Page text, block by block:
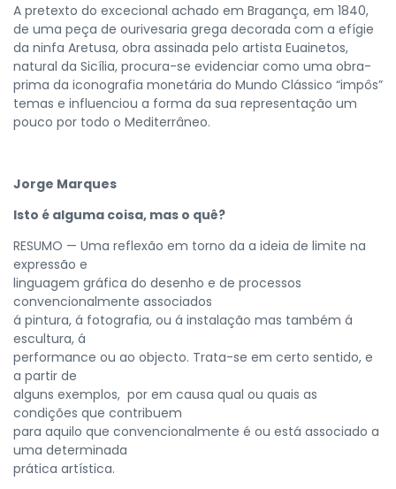
A pretexto do excecional achado em Bragança, em 1840,
de uma peça de ourivesaria grega decorada com a efígie
da ninfa Aretusa, obra assinada pelo artista Euainetos,
natural da Sicília, procura-se evidenciar como uma obra-
prima da iconografia monetária do Mundo Clássico “impôs”
temas e influenciou a forma da sua representação um
pouco por todo o Mediterrâneo.
Jorge Marques
Isto é alguma coisa, mas o quê?
RESUMO — Uma reflexão em torno da a ideia de limite na
expressão e
linguagem gráfica do desenho e de processos
convencionalmente associados
á pintura, á fotografia, ou á instalação mas também á
escultura, á
performance ou ao objecto. Trata-se em certo sentido, e
a partir de
alguns exemplos, por em causa qual ou quais as
condições que contribuem
para aquilo que convencionalmente é ou está associado a
uma determinada
prática artística.